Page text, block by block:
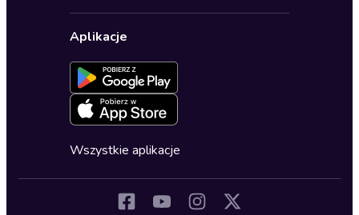
Biznes, marketing, ekonomia
Dla młodzieży
Ustawienia prywatności
Formularz zgłaszania nielegalnych treści
Deklaracja dostępności
Oferta dla firm i bibliotek
Dołącz do newslettera
Blog
Zapowiedzi
Cykle audiobooków
Aplikacje
Wszystkie aplikacje